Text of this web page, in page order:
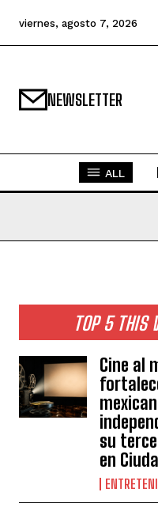
viernes, agosto 7, 2026
NEWSLETTER
ALL
TOP 5 THIS
Cine al
su
en